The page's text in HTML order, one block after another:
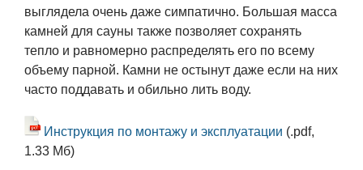
выглядела очень даже симпатично. Большая масса
камней для сауны также позволяет сохранять
тепло и равномерно распределять его по всему
объему парной. Камни не остынут даже если на них
часто поддавать и обильно лить воду.
Инструкция по монтажу и эксплуатации (.pdf,
1.33 Мб)